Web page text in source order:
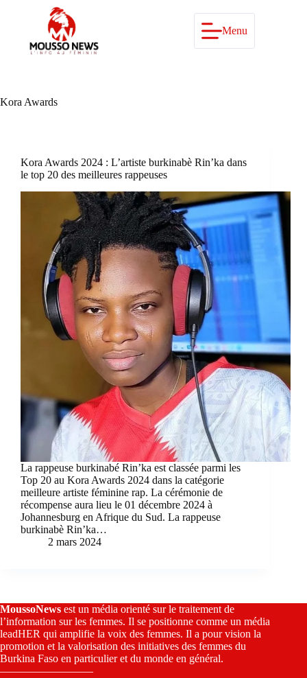
Menu
Kora Awards
Kora Awards 2024 : L’artiste burkinabè Rin’ka dans
le top 20 des meilleures rappeuses
La rappeuse burkinabé Rin’ka est classée parmi les
Top 20 au Kora Awards 2024 dans la catégorie
meilleure artiste féminine rap. La cérémonie de
récompense aura lieu le 01 décembre 2024 à
Johannesburg en Afrique du Sud. La rappeuse
burkinabè Rin’ka…
2 mars 2024
MoussoNews est un média orienté sur le traitement de
l’information sur les femmes. Il se positionne comme un média
leadHER qui amplifie la voix des femmes. Il a pour vision la
promotion et la valorisation des initiatives des femmes du
Burkina Faso en particulier et du monde en général.
————————–